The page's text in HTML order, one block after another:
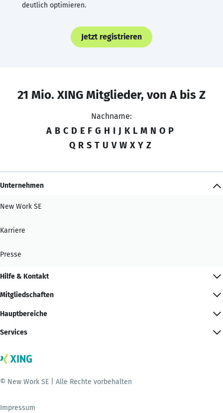
deutlich optimieren.
Jetzt registrieren
21 Mio. XING Mitglieder, von A bis Z
Nachname:
A B C D E F G H I J K L M N O P
Q R S T U V W X Y Z
Unternehmen
New Work SE
Karriere
Presse
Hilfe & Kontakt
Mitgliedschaften
Hauptbereiche
Services
© New Work SE | Alle Rechte vorbehalten
Impressum